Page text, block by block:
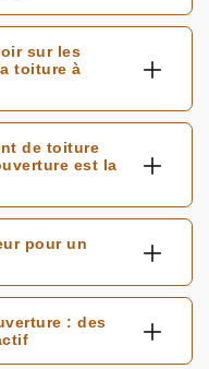
sur les
toiture à
de toiture
est la
pour un
: des